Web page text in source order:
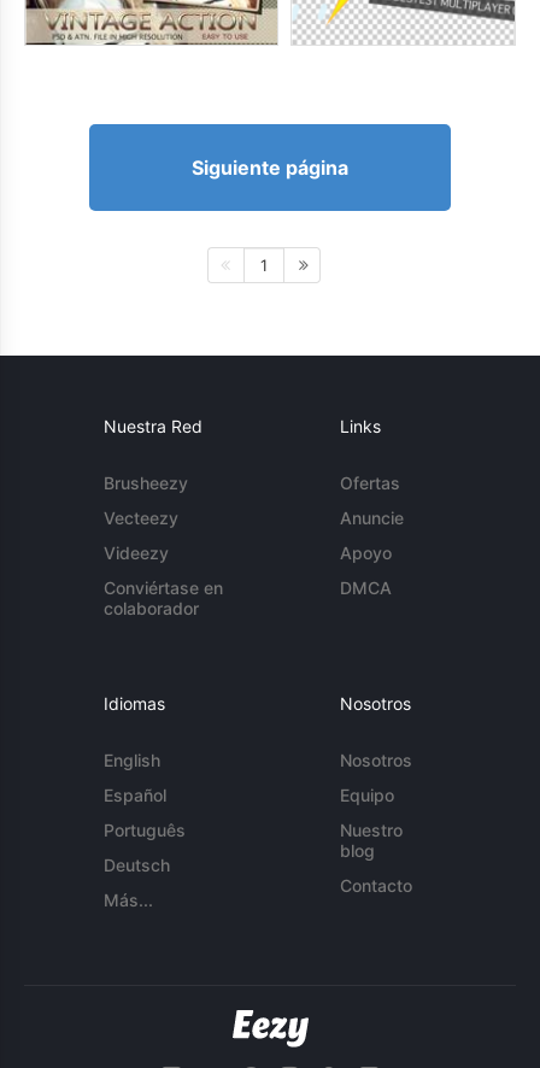
Siguiente página
1
Nuestra Red
Brusheezy
Vecteezy
Videezy
Conviértase en
colaborador
Links
Ofertas
Anuncie
Apoyo
DMCA
Idiomas
English
Español
Português
Deutsch
Más...
Nosotros
Nosotros
Equipo
Nuestro
blog
Contacto